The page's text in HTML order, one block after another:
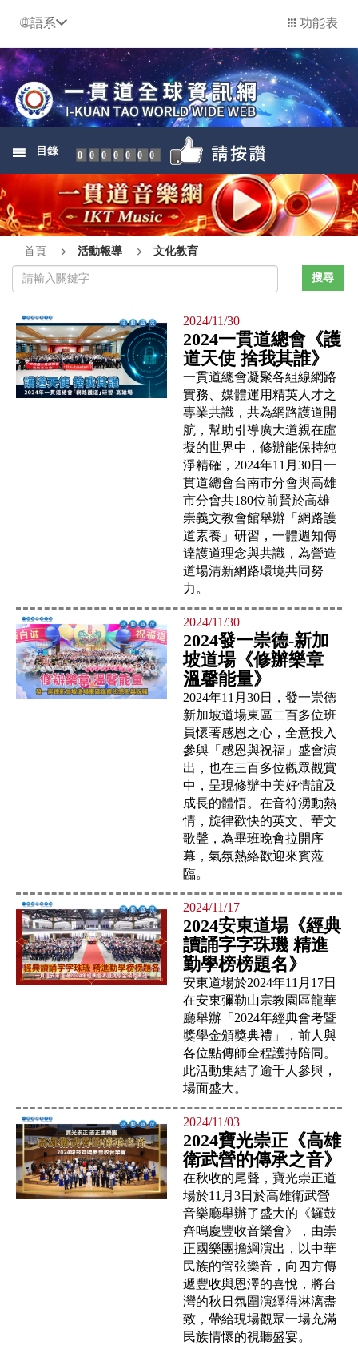
語系 功能表
目錄 0000000
首頁 活動報導 文化教育
2024/11/30
2024一貫道總會《護
道天使 捨我其誰》
一貫道總會凝聚各組線網路
實務、媒體運用精英人才之
專業共識，共為網路護道開
航，幫助引導廣大道親在虛
擬的世界中，修辦能保持純
淨精確，2024年11月30日一
貫道總會台南市分會與高雄
市分會共180位前賢於高雄
崇義文教會館舉辦「網路護
道素養」研習，一體週知傳
達護道理念與共識，為營造
道場清新網路環境共同努
力。
2024/11/30
2024發一崇德-新加
坡道場《修辦樂章
溫馨能量》
2024年11月30日，發一崇德
新加坡道場東區二百多位班
員懷著感恩之心，全意投入
參與「感恩與祝福」盛會演
出，也在三百多位觀眾觀賞
中，呈現修辦中美好情誼及
成長的體悟。在音符湧動熱
情，旋律歡快的英文、華文
歌聲，為畢班晚會拉開序
幕，氣氛熱絡歡迎來賓蒞
臨。
2024/11/17
2024安東道場《經典
讀誦字字珠璣 精進
勤學榜榜題名》
安東道場於2024年11月17日
在安東彌勒山宗教園區龍華
廳舉辦「2024年經典會考暨
獎學金頒獎典禮」，前人與
各位點傳師全程護持陪同。
此活動集結了逾千人參與，
場面盛大。
2024/11/03
2024寶光崇正《高雄
衛武營的傳承之音》
在秋收的尾聲，寶光崇正道
場於11月3日於高雄衛武營
音樂廳舉辦了盛大的《鑼鼓
齊鳴慶豐收音樂會》，由崇
正國樂團擔綱演出，以中華
民族的管弦樂音，向四方傳
遞豐收與恩澤的喜悅，將台
灣的秋日氛圍演繹得淋漓盡
致，帶給現場觀眾一場充滿
民族情懷的視聽盛宴。